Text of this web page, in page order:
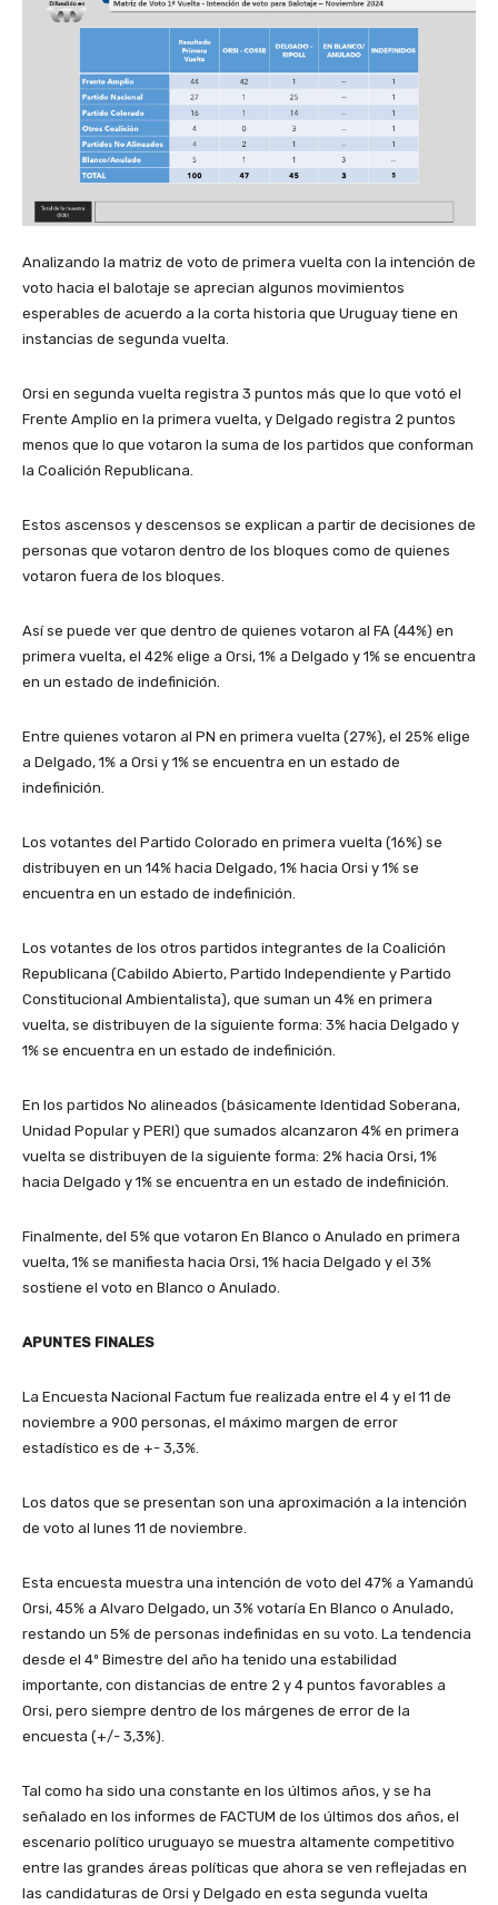
Analizando la matriz de voto de primera vuelta con la intención de
voto hacia el balotaje se aprecian algunos movimientos
esperables de acuerdo a la corta historia que Uruguay tiene en
instancias de segunda vuelta.
Orsi en segunda vuelta registra 3 puntos más que lo que votó el
Frente Amplio en la primera vuelta, y Delgado registra 2 puntos
menos que lo que votaron la suma de los partidos que conforman
la Coalición Republicana.
Estos ascensos y descensos se explican a partir de decisiones de
personas que votaron dentro de los bloques como de quienes
votaron fuera de los bloques.
Así se puede ver que dentro de quienes votaron al FA (44%) en
primera vuelta, el 42% elige a Orsi, 1% a Delgado y 1% se encuentra
en un estado de indefinición.
Entre quienes votaron al PN en primera vuelta (27%), el 25% elige
a Delgado, 1% a Orsi y 1% se encuentra en un estado de
indefinición.
Los votantes del Partido Colorado en primera vuelta (16%) se
distribuyen en un 14% hacia Delgado, 1% hacia Orsi y 1% se
encuentra en un estado de indefinición.
Los votantes de los otros partidos integrantes de la Coalición
Republicana (Cabildo Abierto, Partido Independiente y Partido
Constitucional Ambientalista), que suman un 4% en primera
vuelta, se distribuyen de la siguiente forma: 3% hacia Delgado y
1% se encuentra en un estado de indefinición.
En los partidos No alineados (básicamente Identidad Soberana,
Unidad Popular y PERI) que sumados alcanzaron 4% en primera
vuelta se distribuyen de la siguiente forma: 2% hacia Orsi, 1%
hacia Delgado y 1% se encuentra en un estado de indefinición.
Finalmente, del 5% que votaron En Blanco o Anulado en primera
vuelta, 1% se manifiesta hacia Orsi, 1% hacia Delgado y el 3%
sostiene el voto en Blanco o Anulado.
APUNTES FINALES
La Encuesta Nacional Factum fue realizada entre el 4 y el 11 de
noviembre a 900 personas, el máximo margen de error
estadístico es de +- 3,3%.
Los datos que se presentan son una aproximación a la intención
de voto al lunes 11 de noviembre.
Esta encuesta muestra una intención de voto del 47% a Yamandú
Orsi, 45% a Alvaro Delgado, un 3% votaría En Blanco o Anulado,
restando un 5% de personas indefinidas en su voto. La tendencia
desde el 4º Bimestre del año ha tenido una estabilidad
importante, con distancias de entre 2 y 4 puntos favorables a
Orsi, pero siempre dentro de los márgenes de error de la
encuesta (+/- 3,3%).
Tal como ha sido una constante en los últimos años, y se ha
señalado en los informes de FACTUM de los últimos dos años, el
escenario político uruguayo se muestra altamente competitivo
entre las grandes áreas políticas que ahora se ven reflejadas en
las candidaturas de Orsi y Delgado en esta segunda vuelta